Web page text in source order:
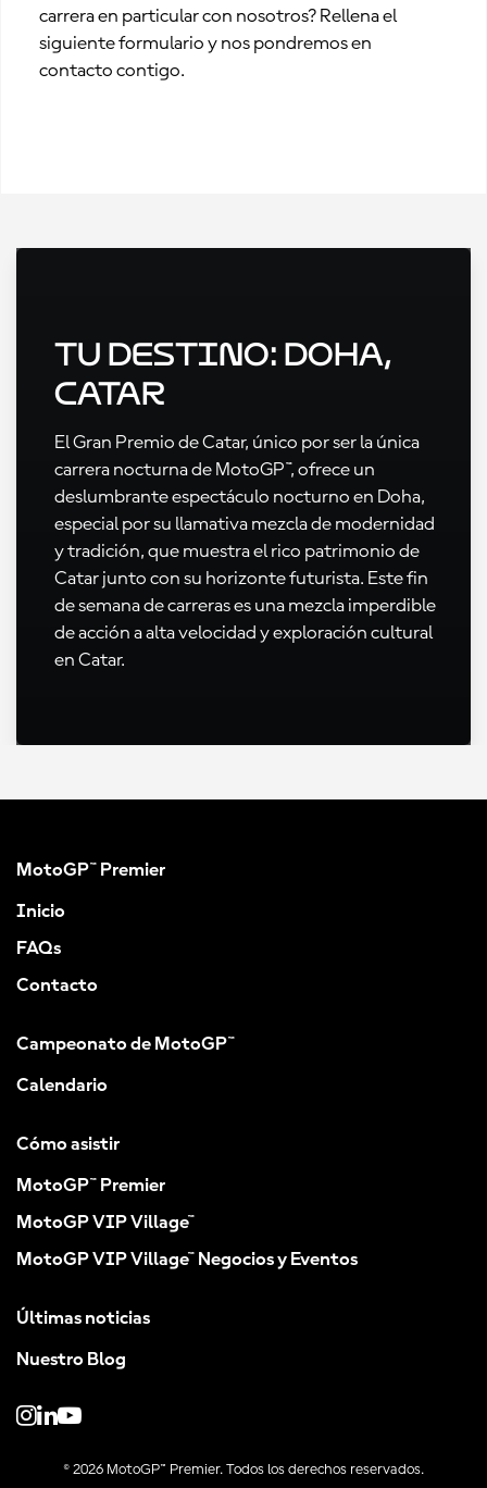
carrera en particular con nosotros? Rellena el
siguiente formulario y nos pondremos en
contacto contigo.
Tu destino: Doha,
Catar
El Gran Premio de Catar, único por ser la única
carrera nocturna de MotoGP™, ofrece un
deslumbrante espectáculo nocturno en Doha,
especial por su llamativa mezcla de modernidad
y tradición, que muestra el rico patrimonio de
Catar junto con su horizonte futurista. Este fin
de semana de carreras es una mezcla imperdible
de acción a alta velocidad y exploración cultural
en Catar.
MotoGP™ Premier
Inicio
FAQs
Contacto
Campeonato de MotoGP™
Calendario
Cómo asistir
MotoGP™ Premier
MotoGP VIP Village™
MotoGP VIP Village™ Negocios y Eventos
Últimas noticias
Nuestro Blog
© 2026 MotoGP™ Premier. Todos los derechos reservados.